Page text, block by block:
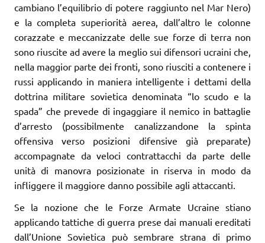
cambiano l’equilibrio di potere raggiunto nel Mar Nero)
e la completa superiorità aerea, dall’altro le colonne
corazzate e meccanizzate delle sue forze di terra non
sono riuscite ad avere la meglio sui difensori ucraini che,
nella maggior parte dei fronti, sono riusciti a contenere i
russi applicando in maniera intelligente i dettami della
dottrina militare sovietica denominata “lo scudo e la
spada” che prevede di ingaggiare il nemico in battaglie
d’arresto (possibilmente canalizzandone la spinta
offensiva verso posizioni difensive già preparate)
accompagnate da veloci contrattacchi da parte delle
unità di manovra posizionate in riserva in modo da
infliggere il maggiore danno possibile agli attaccanti.
Se la nozione che le Forze Armate Ucraine stiano
applicando tattiche di guerra prese dai manuali ereditati
dall’Unione Sovietica può sembrare strana di primo